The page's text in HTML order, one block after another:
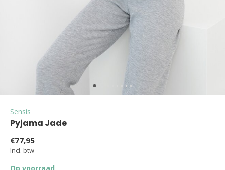
Sensis
Pyjama Jade
€77,95
Incl. btw